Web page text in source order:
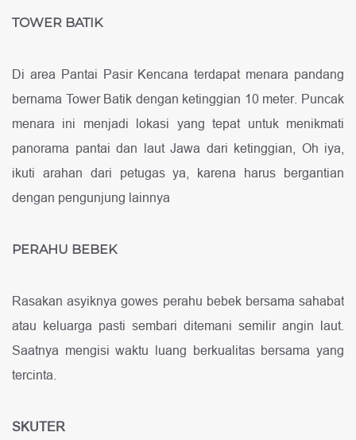
TOWER BATIK
Di area Pantai Pasir Kencana terdapat menara pandang
bernama Tower Batik dengan ketinggian 10 meter. Puncak
menara ini menjadi lokasi yang tepat untuk menikmati
panorama pantai dan laut Jawa dari ketinggian, Oh iya,
ikuti arahan dari petugas ya, karena harus bergantian
dengan pengunjung lainnya
PERAHU BEBEK
Rasakan asyiknya gowes perahu bebek bersama sahabat
atau keluarga pasti sembari ditemani semilir angin laut.
Saatnya mengisi waktu luang berkualitas bersama yang
tercinta.
SKUTER